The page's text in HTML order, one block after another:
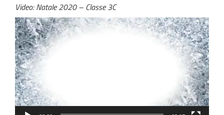
Video: Natale 2020 – Classe 3C
Video
Player